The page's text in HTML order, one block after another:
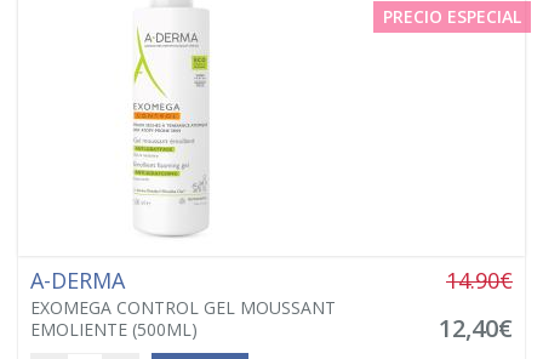
PRECIO ESPECIAL
A-DERMA
EXOMEGA CONTROL GEL MOUSSANT
EMOLIENTE (500ML)
14.90€
12,40€